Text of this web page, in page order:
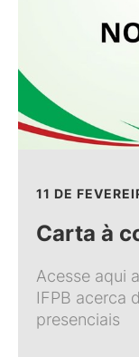
11 DE
Carta à
Acesse aqui
IFPB acerca
presenciais